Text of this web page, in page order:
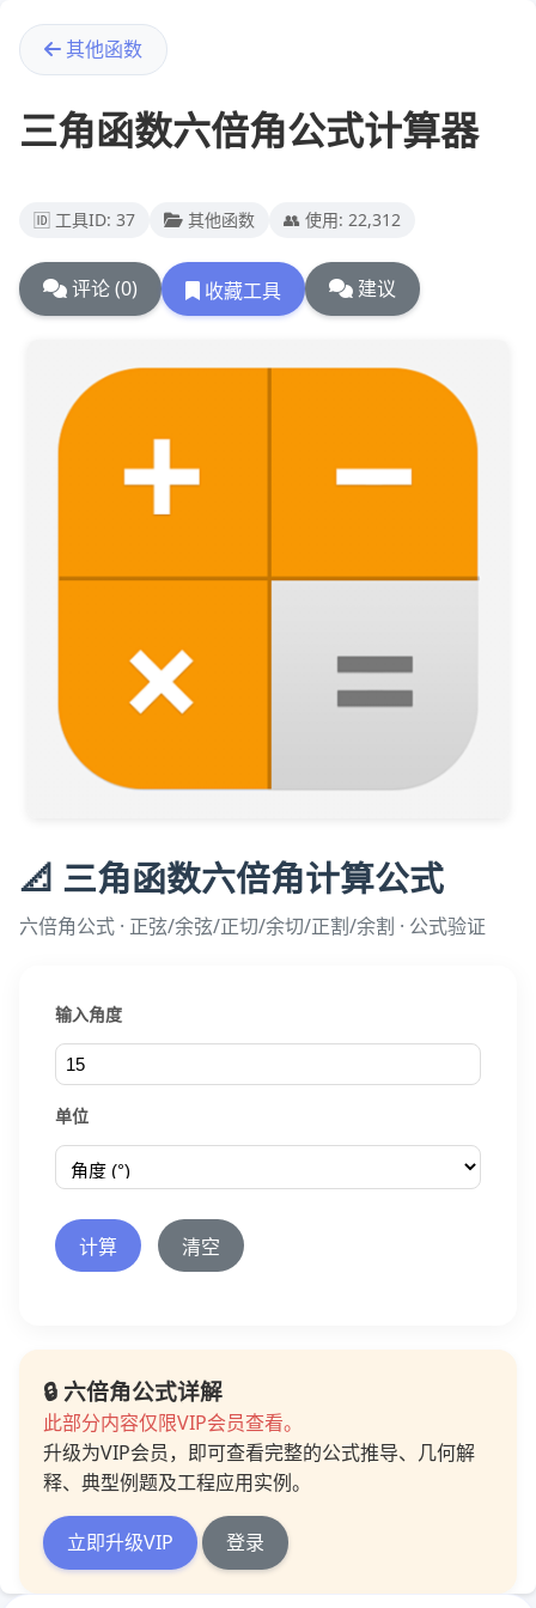
其他函数
三角函数六倍角公式计算器
🆔 工具ID: 37 其他函数 👥 使用: 22,312
评论 (0) 收藏工具 建议
📐 三角函数六倍角计算公式
六倍角公式 · 正弦/余弦/正切/余切/正割/余割 · 公式验证
输入角度
单位
计算 清空
🔒 六倍角公式详解
此部分内容仅限VIP会员查看。
升级为VIP会员，即可查看完整的公式推导、几何解
释、典型例题及工程应用实例。
立即升级VIP 登录